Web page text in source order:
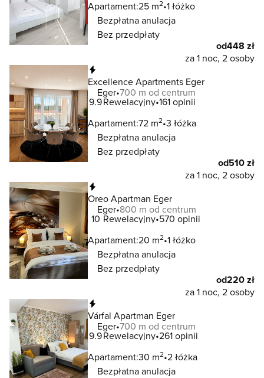
Apartament:25 m2 1 łóżko
Bezpłatna anulacja
Bez przedpłaty
od448 zł
za 1 noc, 2 osoby
Excellence Apartments Eger
Eger 700 m od centrum
9.9Rewelacyjny 161 opinii
Apartament:72 m2 3 łóżka
Bezpłatna anulacja
Bez przedpłaty
od510 zł
za 1 noc, 2 osoby
Oreo Apartman Eger
Eger 800 m od centrum
10 Rewelacyjny 570 opinii
Apartament:20 m2 1 łóżko
Bezpłatna anulacja
Bez przedpłaty
od220 zł
za 1 noc, 2 osoby
Várfal Apartman Eger
Eger 700 m od centrum
9.9Rewelacyjny 261 opinii
Apartament:30 m2 2 łóżka
Bezpłatna anulacja